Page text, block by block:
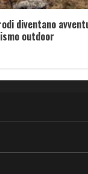
diventano
outdoor